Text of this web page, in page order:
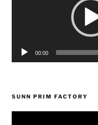
00:00
SUNN PRIM FACTORY